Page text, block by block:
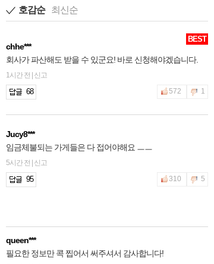
호감순 최신순
BEST
chhe***
회사가 파산해도 받을 수 있군요! 바로 신청해야겠습니다.
1시간 전 | 신고
68 572 1
Jucy8***
임금체불되는 가게들은 다 접어야해요 ㅡㅡ
5시간 전 | 신고
95 310 5
queen***
필요한 정보만 콕 찝어서 써주셔서 감사합니다!